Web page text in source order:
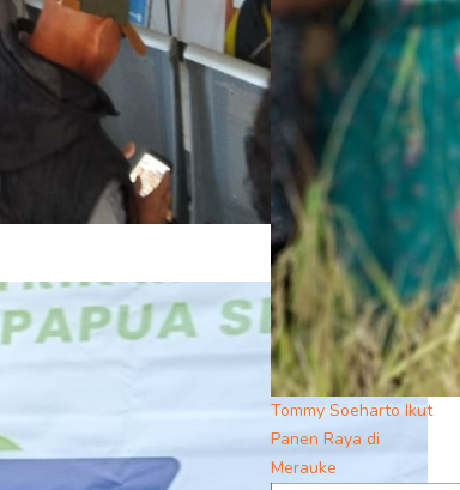
Tommy Soeharto Ikut
Panen Raya di
Merauke